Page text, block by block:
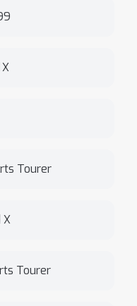
Tourer
X
Tourer